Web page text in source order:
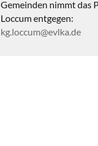
Gemeinden nimmt das
Loccum entgegen:
kg.loccum@evlka.de